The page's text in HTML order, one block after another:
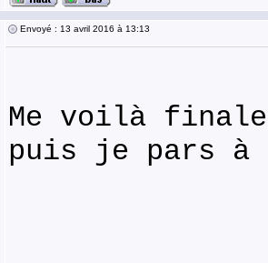
Envoyé : 13 avril 2016 à 13:13
Me voilà
puis je pars à